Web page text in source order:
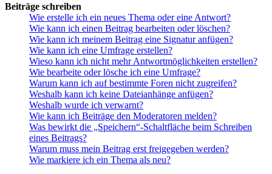
Beiträge schreiben
Wie erstelle ich ein neues Thema oder eine Antwort?
Wie kann ich einen Beitrag bearbeiten oder löschen?
Wie kann ich meinem Beitrag eine Signatur anfügen?
Wie kann ich eine Umfrage erstellen?
Wieso kann ich nicht mehr Antwortmöglichkeiten erstellen?
Wie bearbeite oder lösche ich eine Umfrage?
Warum kann ich auf bestimmte Foren nicht zugreifen?
Weshalb kann ich keine Dateianhänge anfügen?
Weshalb wurde ich verwarnt?
Wie kann ich Beiträge den Moderatoren melden?
Was bewirkt die „Speichern“-Schaltfläche beim Schreiben
eines Beitrags?
Warum muss mein Beitrag erst freigegeben werden?
Wie markiere ich ein Thema als neu?